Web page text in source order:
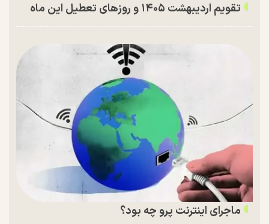
تقویم اردیبهشت ۱۴۰۵ و روز‌های تعطیل این ماه
ماجرای اینترنت پرو چه بود؟